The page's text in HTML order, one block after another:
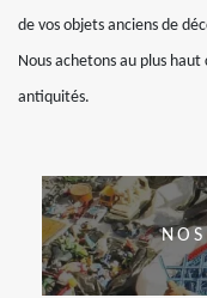
de vos objets anciens de
Nous achetons au plus
antiquités.